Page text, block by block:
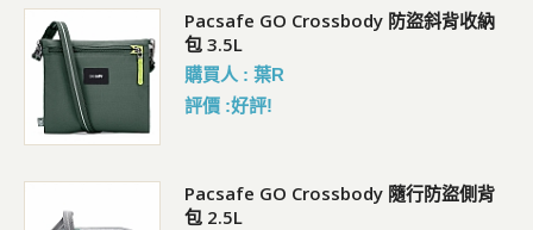
Pacsafe GO Crossbody 防盜斜背收納
包 3.5L
購買人 : 葉R
評價 :好評!
Pacsafe GO Crossbody 隨行防盜側背
包 2.5L